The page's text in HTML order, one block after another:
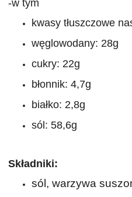
-w tym
kwasy tłuszczowe
węglowodany: 28g
cukry: 22g
błonnik: 4,7g
białko: 2,8g
sól: 58,6g
Składniki:
sól, warzywa